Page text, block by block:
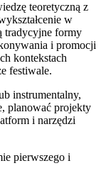
teoretyczną z
w
tradycyjne formy
i promocji
kontekstach
festiwale.
instrumentalny,
planować projekty
i narzędzi
pierwszego i